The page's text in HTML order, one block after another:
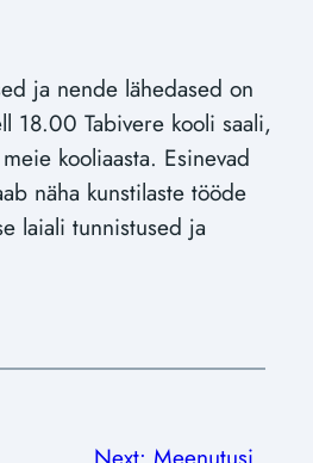
ja nende lähedased on
18.00 Tabivere kooli saali,
kooliaasta. Esinevad
näha kunstilaste tööde
laiali tunnistused ja